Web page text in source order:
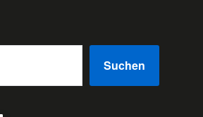
Suchen